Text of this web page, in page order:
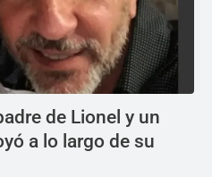
de Lionel y un
a lo largo de su